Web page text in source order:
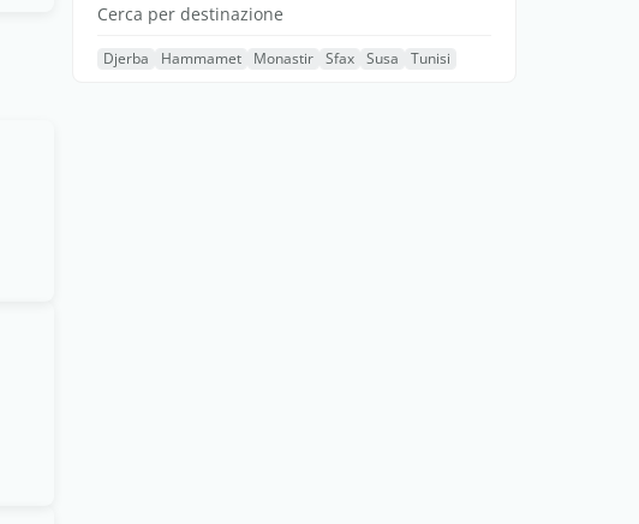
Cerca per destinazione
Djerba Hammamet Monastir Sfax Susa Tunisi